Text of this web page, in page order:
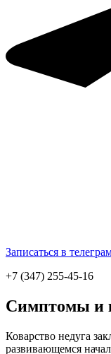
Записаться в
+7 (347) 255-45-16
Симптомы и
Коварство недуга
развивающемся